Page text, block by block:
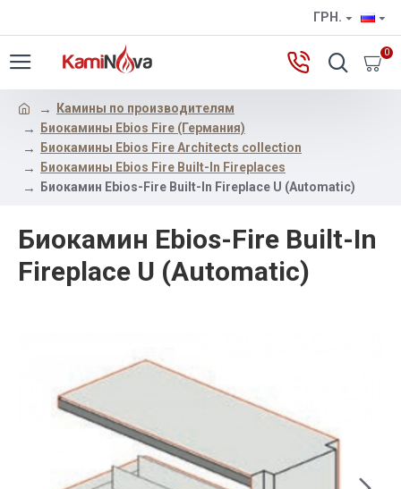
ГРН.
0
Камины по производителям
Биокамины Ebios Fire (Германия)
Биокамины Ebios Fire Architects collection
Биокамины Ebios Fire Built-In Fireplaces
Биокамин Ebios-Fire Built-In Fireplace U (Automatic)
Биокамин Ebios-Fire Built-In
Fireplace U (Automatic)